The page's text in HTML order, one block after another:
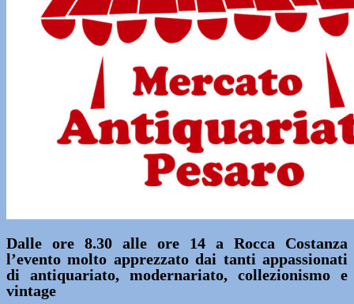
Dalle ore 8.30 alle ore 14 a Rocca Costanza
l’evento molto apprezzato dai tanti appassionati
di antiquariato, modernariato, collezionismo e
vintage